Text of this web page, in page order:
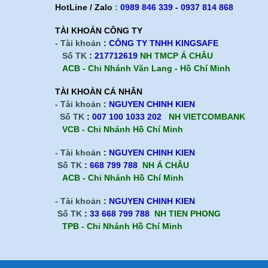
Dây chống sốc 2 móc nhôm Sun Kukie
an toàn
Dây chống sốc Hàn Quốc Kukje 1 móc
nhôm
Dây chống sốc Hàn Quốc Kukje 2 móc
nhôm
sắt
Giới thiệu về dây chống sốc Hàn Quốc
Dây an toàn Kukje toàn thân không đai
bụng
HotLine / Zalo : 0989 846 339 - 0937 814 868
TÀI KHOẢN CÔNG TY
- Tài khoản : CÔNG TY TNHH KINGSAFE
Số TK : 217712619 NH TMCP Á CHÂU
ACB - Chi Nhánh Văn Lang - Hồ Chí Minh
TÀI KHOÀN CÁ NHÂN
- Tài khoản : NGUYEN CHINH KIEN
Số TK : 007 100 1033 202
NH VIETCOMBANK
VCB - Chi Nhánh Hồ Chí Minh
- Tài khoản : NGUYEN CHINH KIEN
Số TK : 668 799 788 NH Á CHÂU
ACB - Chi Nhánh Hồ Chí Minh
- Tài khoản : NGUYEN CHINH KIEN
Số TK : 33 668 799 788 NH TIEN PHONG
TPB - Chi Nhánh Hồ Chí Minh